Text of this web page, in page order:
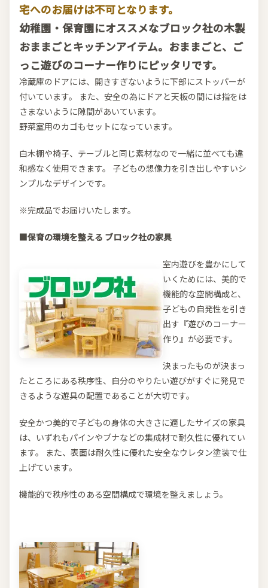
宅へのお届けは不可となります。
幼稚園・保育園にオススメなブロック社の木製
おままごとキッチンアイテム。おままごと、ご
っこ遊びのコーナー作りにピッタリです。
冷蔵庫のドアには、開きすぎないように下部にストッパーが
付いています。 また、安全の為にドアと天板の間には指をは
さまないように隙間があいています。
野菜室用のカゴもセットになっています。
白木棚や椅子、テーブルと同じ素材なので一緒に並べても違
和感なく使用できます。 子どもの想像力を引き出しやすいシ
ンプルなデザインです。
※完成品でお届けいたします。
■保育の環境を整える ブロック社の家具
室内遊びを豊かにして
いくためには、美的で
機能的な空間構成と、
子どもの自発性を引き
出す『遊びのコーナー
作り』が必要です。
決まったものが決まっ
たところにある秩序性、自分のやりたい遊びがすぐに発見で
きるような遊具の配置であることが大切です。
安全かつ美的で子どもの身体の大きさに適したサイズの家具
は、いずれもパインやブナなどの集成材で耐久性に優れてい
ます。 また、表面は耐久性に優れた安全なウレタン塗装で仕
上げています。
機能的で秩序性のある空間構成で環境を整えましょう。